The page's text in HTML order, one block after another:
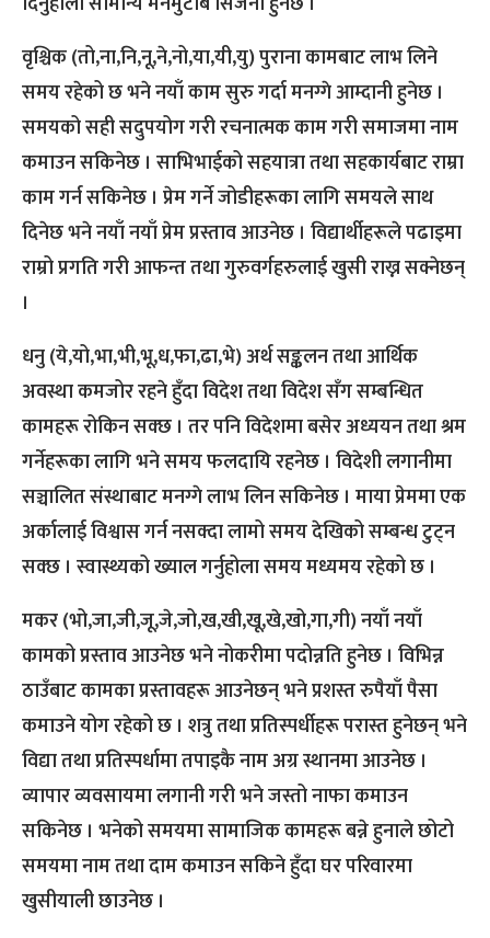
वृश्चिक (तो,ना,नि,नू,ने,नो,या,यी,यु) पुराना कामबाट लाभ लिने
समय रहेको छ भने नयाँ काम सुरु गर्दा मनग्गे आम्दानी हुनेछ ।
समयको सही सदुपयोग गरी रचनात्मक काम गरी समाजमा नाम
कमाउन सकिनेछ । साभिभाईको सहयात्रा तथा सहकार्यबाट राम्रा
काम गर्न सकिनेछ । प्रेम गर्ने जोडीहरूका लागि समयले साथ
दिनेछ भने नयाँ नयाँ प्रेम प्रस्ताव आउनेछ । विद्यार्थीहरूले पढाइमा
राम्रो प्रगति गरी आफन्त तथा गुरुवर्गहरुलाई खुसी राख्न सक्नेछन्
।
धनु (ये,यो,भा,भी,भू,ध,फा,ढा,भे) अर्थ सङ्कलन तथा आर्थिक
अवस्था कमजोर रहने हुँदा विदेश तथा विदेश सँग सम्बन्धित
कामहरू रोकिन सक्छ । तर पनि विदेशमा बसेर अध्ययन तथा श्रम
गर्नेहरूका लागि भने समय फलदायि रहनेछ । विदेशी लगानीमा
सञ्चालित संस्थाबाट मनग्गे लाभ लिन सकिनेछ । माया प्रेममा एक
अर्कालाई विश्वास गर्न नसक्दा लामो समय देखिको सम्बन्ध टुट्न
सक्छ । स्वास्थ्यको ख्याल गर्नुहोला समय मध्यमय रहेको छ ।
मकर (भो,जा,जी,जू,जे,जो,ख,खी,खू,खे,खो,गा,गी) नयाँ नयाँ
कामको प्रस्ताव आउनेछ भने नोकरीमा पदोन्नति हुनेछ । विभिन्न
ठाउँबाट कामका प्रस्तावहरू आउनेछन् भने प्रशस्त रुपैयाँ पैसा
कमाउने योग रहेको छ । शत्रु तथा प्रतिस्पर्धीहरू परास्त हुनेछन् भने
विद्या तथा प्रतिस्पर्धामा तपाइकै नाम अग्र स्थानमा आउनेछ ।
व्यापार व्यवसायमा लगानी गरी भने जस्तो नाफा कमाउन
सकिनेछ । भनेको समयमा सामाजिक कामहरू बन्ने हुनाले छोटो
समयमा नाम तथा दाम कमाउन सकिने हुँदा घर परिवारमा
खुसीयाली छाउनेछ ।